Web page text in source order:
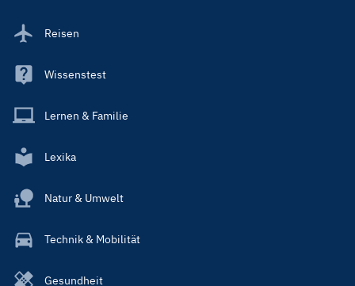
Reisen
Wissenstest
Lernen & Familie
Lexika
Natur & Umwelt
Technik & Mobilität
Gesundheit